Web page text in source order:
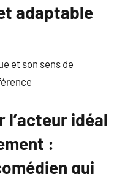
adaptable
et son sens de
l’acteur idéal
:
qui